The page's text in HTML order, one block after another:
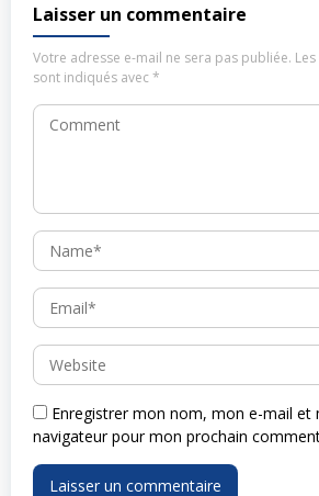
Laisser un commentaire
Votre adresse e-mail ne sera pas publiée.
sont indiqués avec*
Enregistrer mon nom, mon e-mail et
navigateur pour mon prochain